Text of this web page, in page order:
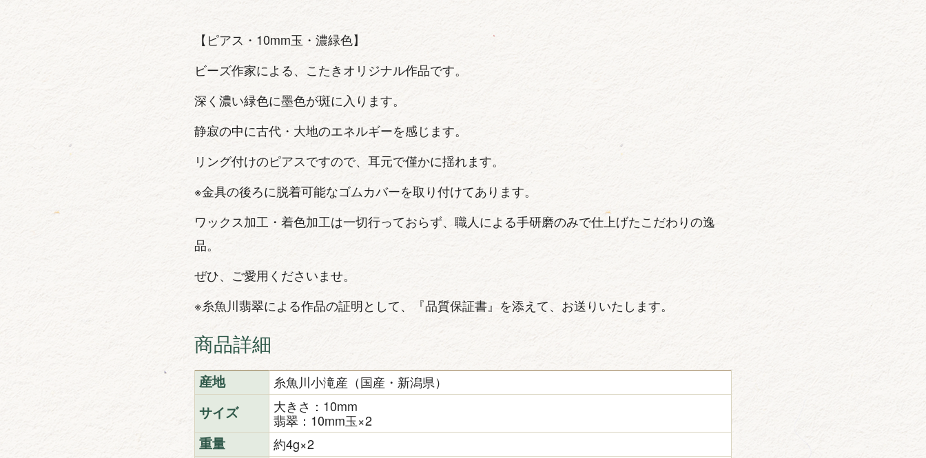
【ピアス・10mm玉・濃緑色】
ビーズ作家による、こたきオリジナル作品です。
深く濃い緑色に墨色が斑に入ります。
静寂の中に古代・大地のエネルギーを感じます。
リング付けのピアスですので、耳元で僅かに揺れます。
※金具の後ろに脱着可能なゴムカバーを取り付けてあります。
ワックス加工・着色加工は一切行っておらず、職人による手研磨のみで仕上げたこだわりの逸
品。
ぜひ、ご愛用くださいませ。
※糸魚川翡翠による作品の証明として、『品質保証書』を添えて、お送りいたします。
商品詳細
産地 糸魚川小滝産（国産・新潟県）
サイズ
大きさ：10mm
翡翠：10mm玉×2
重量 約4g×2